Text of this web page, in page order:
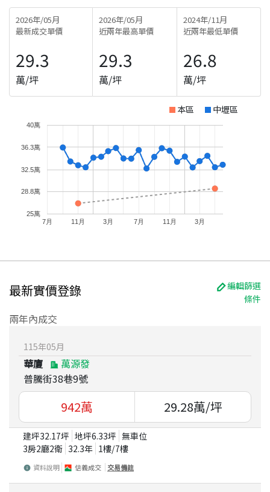
2026年/05月
最新成交單價
29.3
萬/坪
2026年/05月
近兩年最高單價
29.3
萬/坪
2024年/11月
近兩年最低單價
26.8
萬/坪
本區 中壢區
7月 11月 3月 7月 11月 3月
25萬
28.8萬
32.5萬
36.3萬
40萬
最新實價登錄
編輯篩選
條件
兩年內成交
115年05月
華廈
萬源發
普騰街38巷9號
942萬 29.28萬/坪
建坪32.17坪 地坪6.33坪 無車位
3房2廳2衛 32.3年 1樓/7樓
資料說明 信義成交 交易備註